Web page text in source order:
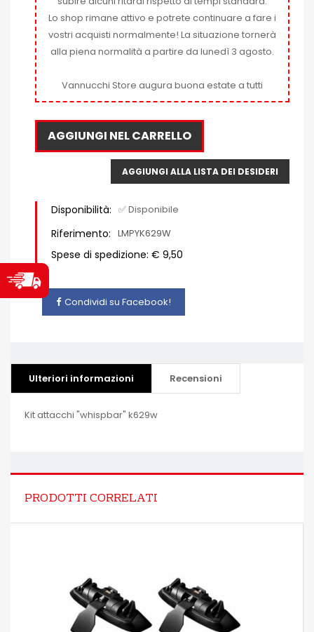
Lo shop rimane attivo e potrete continuare a fare i
vostri acquisti normalmente! La situazione tornerà
alla piena normalità a partire da lunedì 3 agosto.
Vannucchi Store augura buona estate a tutti
AGGIUNGI NEL CARRELLO
AGGIUNGI ALLA LISTA DEI DESIDERI
Disponibilità: ✅ Disponibile
Riferimento: LMPYK629W
Spese di spedizione: € 9,50
Condividi su Facebook!
Ulteriori informazioni Recensioni
Kit attacchi "whispbar" k629w
PRODOTTI CORRELATI